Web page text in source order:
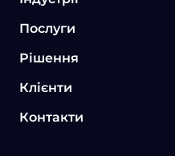
Послуги
Рішення
Клієнти
Контакти